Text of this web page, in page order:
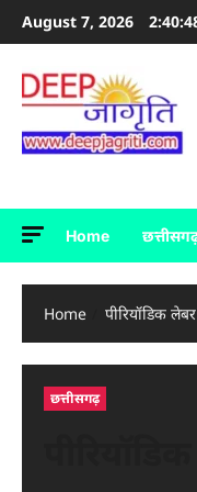
SkipAugust 7, 2026
Home
Home पीरियॉडिक
छत्तीसगढ़